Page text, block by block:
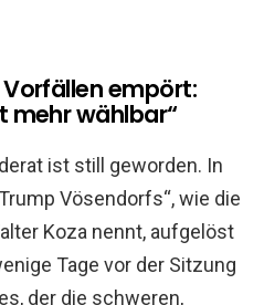
empört:
mehr wählbar“
ist still geworden. In
Vösendorfs“, wie die
Koza nennt, aufgelöst
Tage vor der Sitzung
der die schweren,